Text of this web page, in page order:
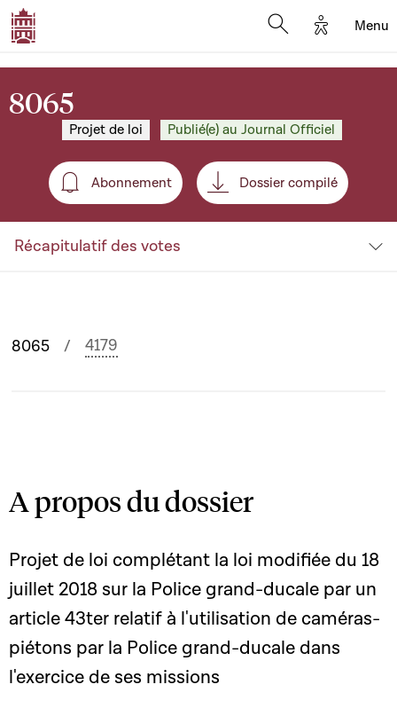
Options
Menu
8065
Projet de loi Publié(e) au Journal Officiel
Abonnement
Abonnement Dossier compilé
Récapitulatif des votes
8065 4179
A propos du dossier
Projet de loi complétant la loi modifiée du 18
juillet 2018 sur la Police grand-ducale par un
article 43ter relatif à l'utilisation de caméras-
piétons par la Police grand-ducale dans
l'exercice de ses missions